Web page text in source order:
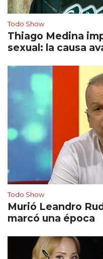
Todo Show
Thiago Medina
sexual: la causa
Todo Show
Murió Leandro
marcó una época